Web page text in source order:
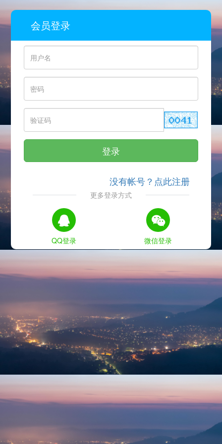
会员登录
登录
没有帐号？点此注册
更多登录方式
QQ登录 微信登录